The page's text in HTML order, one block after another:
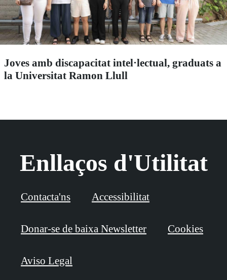
Joves amb discapacitat intel·lectual, graduats a
la Universitat Ramon Llull
Enllaços d'Utilitat
Contacta'ns Accessibilitat
Donar-se de baixa Newsletter Cookies
Aviso Legal